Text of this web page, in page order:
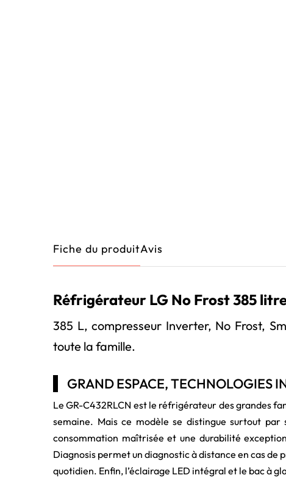
Fiche du produitAvis
Réfrigérateur LG No Frost 385
385 L, compresseur Inverter, No Frost,
toute la famille.
GRAND ESPACE, TECHNOLOGIES
Le GR-C432RLCN est le réfrigérateur des grandes
semaine. Mais ce modèle se distingue surtout
consommation maîtrisée et une durabilité
Diagnosis permet un diagnostic à distance en cas
quotidien. Enfin, l’éclairage LED intégral et le bac à